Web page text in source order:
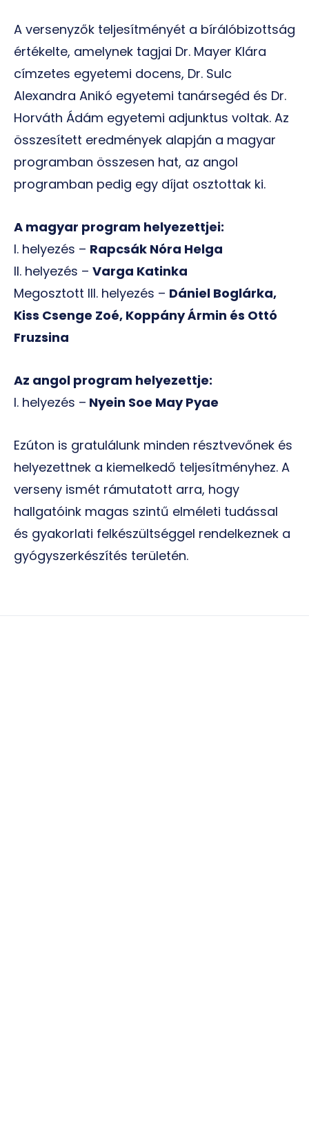
A versenyzők teljesítményét a bírálóbizottság
értékelte, amelynek tagjai Dr. Mayer Klára
címzetes egyetemi docens, Dr. Sulc
Alexandra Anikó egyetemi tanársegéd és Dr.
Horváth Ádám egyetemi adjunktus voltak. Az
összesített eredmények alapján a magyar
programban összesen hat, az angol
programban pedig egy díjat osztottak ki.
A magyar program helyezettjei:
I. helyezés – Rapcsák Nóra Helga
II. helyezés – Varga Katinka
Megosztott III. helyezés – Dániel Boglárka,
Kiss Csenge Zoé, Koppány Ármin és Ottó
Fruzsina
Az angol program helyezettje:
I. helyezés – Nyein Soe May Pyae
Ezúton is gratulálunk minden résztvevőnek és
helyezettnek a kiemelkedő teljesítményhez. A
verseny ismét rámutatott arra, hogy
hallgatóink magas szintű elméleti tudással
és gyakorlati felkészültséggel rendelkeznek a
gyógyszerkészítés területén.